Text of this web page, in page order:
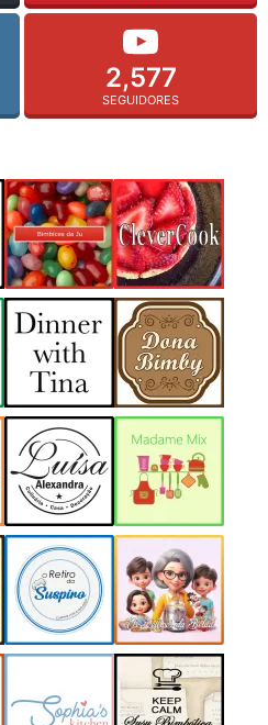
2,577
SEGUIDORES